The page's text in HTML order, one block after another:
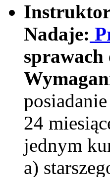
Instruktor
Nadaje:
24
jednym
a)